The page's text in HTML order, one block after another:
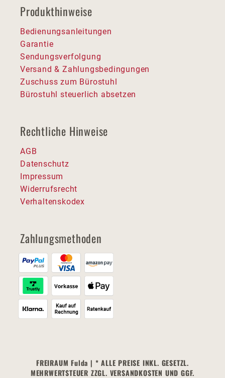
Produkthinweise
Bedienungsanleitungen
Garantie
Sendungsverfolgung
Versand & Zahlungsbedingungen
Zuschuss zum Bürostuhl
Bürostuhl steuerlich absetzen
Rechtliche Hinweise
AGB
Datenschutz
Impressum
Widerrufsrecht
Verhaltenskodex
Zahlungsmethoden
FREIRAUM Fulda | * ALLE PREISE INKL. GESETZL.
MEHRWERTSTEUER ZZGL. VERSANDKOSTEN UND GGF.